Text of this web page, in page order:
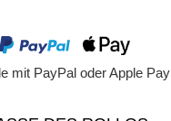
mit PayPal oder Apple Pay